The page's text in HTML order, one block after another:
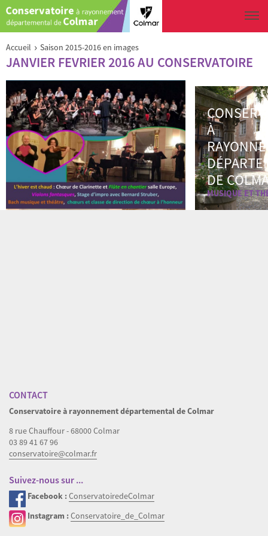
Aller au contenu principal
Vous êtes ici
Accueil › Saison 2015-2016 en images
JANVIER FEVRIER 2016 AU CONSERVATOIRE
À
DE
MUSIQUE ET
CONTACT
Conservatoire à rayonnement départemental de Colmar
8 rue Chauffour - 68000 Colmar
03 89 41 67 96
conservatoire@colmar.fr
Suivez-nous sur ...
Facebook :ConservatoiredeColmar
Instagram :Conservatoire_de_Colmar